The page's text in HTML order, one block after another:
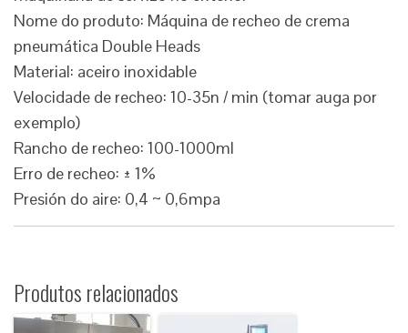
Nome do produto: Máquina de recheo de crema
pneumática Double Heads
Material: aceiro inoxidable
Velocidade de recheo: 10-35n / min (tomar auga por
exemplo)
Rancho de recheo: 100-1000ml
Erro de recheo: ± 1%
Presión do aire: 0,4 ~ 0,6mpa
Produtos relacionados